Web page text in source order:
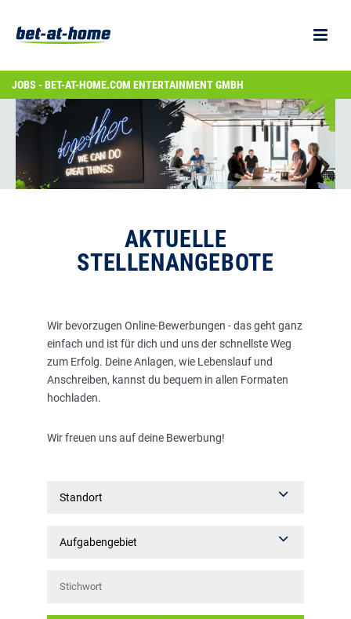
JOBS - BET-AT-HOME.COM ENTERTAINMENT GMBH
AKTUELLE
STELLENANGEBOTE
Wir bevorzugen Online-Bewerbungen - das geht ganz
einfach und ist für dich und uns der schnellste Weg
zum Erfolg. Deine Anlagen, wie Lebenslauf und
Anschreiben, kannst du bequem in allen Formaten
hochladen.
Wir freuen uns auf deine Bewerbung!
Standort
Aufgabengebiet